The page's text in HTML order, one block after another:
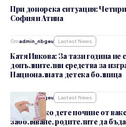
При донорска ситуация:
София и Атина
Отadmin_nbgeu Lastest News
Катя Ивкова: За тази година не
допълнителни средства за
Националната детска болница
admin_nbgeu Lastest News
Искане: Ако дете почине от
заболяване, родителите да